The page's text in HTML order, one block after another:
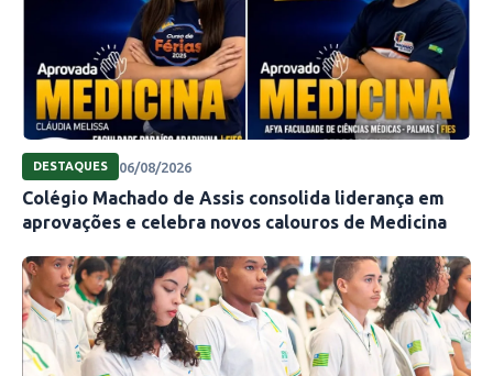
DESTAQUES 06/08/2026
Colégio Machado de Assis consolida liderança em
aprovações e celebra novos calouros de Medicina